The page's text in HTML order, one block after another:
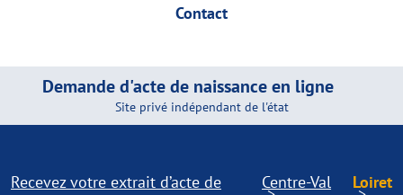
Contact
Demande d'acte de naissance en ligne
Site privé indépendant de l'état
Recevez votre extrait d’acte de
Centre-Val
Loiret